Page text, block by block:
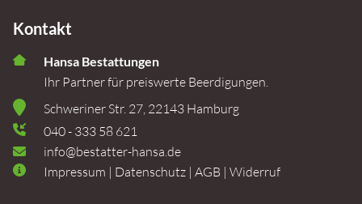
Kontakt
Hansa Bestattungen
Ihr Partner für preiswerte Beerdigungen.
Schweriner Str. 27, 22143 Hamburg
040 - 333 58 621
info@bestatter-hansa.de
Impressum | Datenschutz| AGB | Widerruf